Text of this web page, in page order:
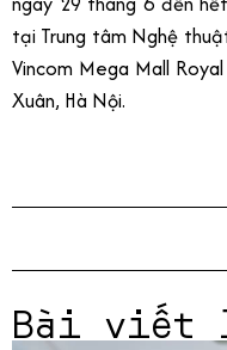
tại Trung tâm Nghệ
Vincom Mega Mall
Xuân, Hà Nội.
Bài viết